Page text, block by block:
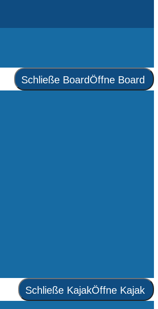
Schließe BoardÖffne Board
Schließe KajakÖffne Kajak